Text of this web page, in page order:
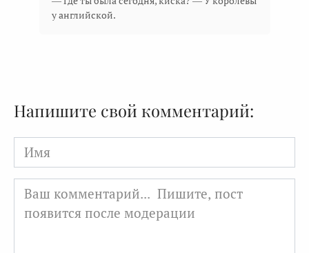
у английской.
Напишите свой комментарий:
Имя